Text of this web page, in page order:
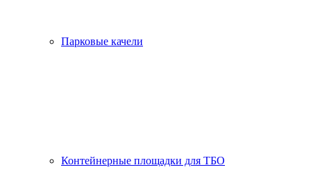
Парковые качели
Контейнерные площадки для ТБО